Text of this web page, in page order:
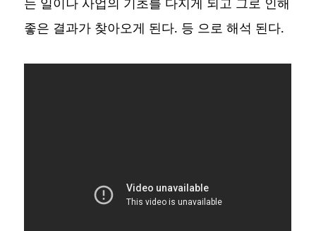
좋은 결과가 찾아오게 된다. 등 으로 해석 된다.